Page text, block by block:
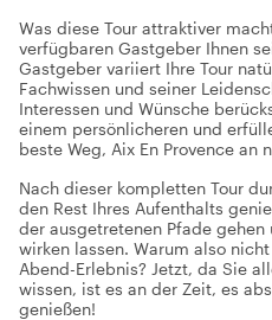
Was diese Tour attraktiver
verfügbaren Gastgeber Ihnen
Gastgeber variiert Ihre Tour
Fachwissen und seiner
Interessen und Wünsche
einem persönlicheren und
beste Weg, Aix En Provence an
Nach dieser kompletten Tour
den Rest Ihres Aufenthalts
der ausgetretenen Pfade
wirken lassen. Warum also
Abend-Erlebnis? Jetzt, da Sie
wissen, ist es an der Zeit, es
genießen!